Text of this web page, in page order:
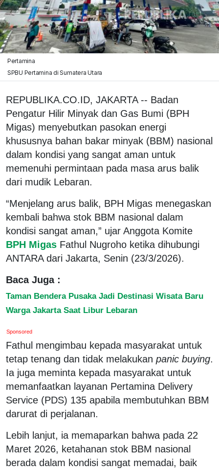
Pertamina
SPBU Pertamina di Sumatera Utara
REPUBLIKA.CO.ID, JAKARTA -- Badan
Pengatur Hilir Minyak dan Gas Bumi (BPH
Migas) menyebutkan pasokan energi
khususnya bahan bakar minyak (BBM) nasional
dalam kondisi yang sangat aman untuk
memenuhi permintaan pada masa arus balik
dari mudik Lebaran.
“Menjelang arus balik, BPH Migas menegaskan
kembali bahwa stok BBM nasional dalam
kondisi sangat aman,” ujar Anggota Komite
BPH Migas Fathul Nugroho ketika dihubungi
ANTARA dari Jakarta, Senin (23/3/2026).
Baca Juga :
Taman Bendera Pusaka Jadi Destinasi Wisata Baru
Warga Jakarta Saat Libur Lebaran
Sponsored
Fathul mengimbau kepada masyarakat untuk
tetap tenang dan tidak melakukan panic buying.
Ia juga meminta kepada masyarakat untuk
memanfaatkan layanan Pertamina Delivery
Service (PDS) 135 apabila membutuhkan BBM
darurat di perjalanan.
Lebih lanjut, ia memaparkan bahwa pada 22
Maret 2026, ketahanan stok BBM nasional
berada dalam kondisi sangat memadai, baik